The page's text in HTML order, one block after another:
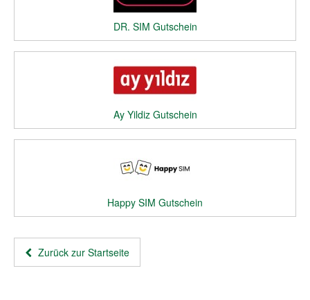
DR. SIM Gutschein
Ay Yildiz Gutschein
Happy SIM Gutschein
Zurück zur Startseite